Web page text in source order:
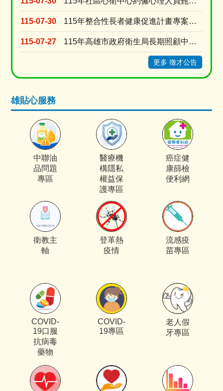
115-07-30 115年整合性長者健康促進計畫專案營養師招聘
115-07-27 115年高雄市政府衛生局長期照顧中心「家照督導」甄選結果公告
更多 徵才公告
雄貼心服務
中聯油
品問題
專區
醫療機
構隱私
權益保
護專區
癌症健
康篩檢
便利網
衛教主
軸
登革熱
疫情
流感疫
苗專區
COVID-
19口服
抗病毒
藥物
COVID-
19專區
老人假
牙專區